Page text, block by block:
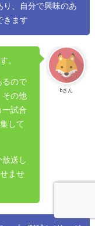
り、自分で興味のあ
きます
bさん
。
るので
その他
試合
して
送し
ませ